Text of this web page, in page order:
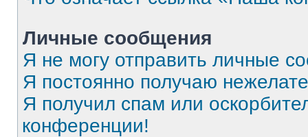
Личные сообщения
Я не могу отправить личные
Я постоянно получаю
Я получил спам или
конференции!